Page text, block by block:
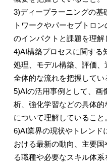
3)ディープラーニングの基
トワークやパーセプトロ
のインパクトと課題を理解
4)AI構築プロセスに関する
処理、モデル構築、評価
全体的な流れを把握してい
5)AIの活用事例として、画
析、強化学習などの具体的
について理解していること
6)AI業界の現状やトレンド
おける最新の動向、主要国
る職種や必要なスキル体系